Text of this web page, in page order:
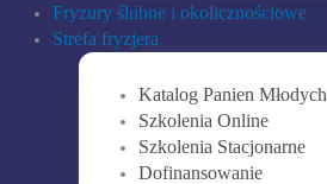
Fryzury ślubne i okolicznościowe
Strefa fryzjera
Katalog Panien Młodych
Szkolenia Online
Szkolenia Stacjonarne
Dofinansowanie